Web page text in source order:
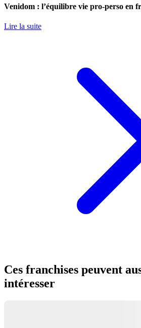
Venidom : l’équilibre vie pro-perso en
Lire la suite
Ces franchises peuvent
intéresser